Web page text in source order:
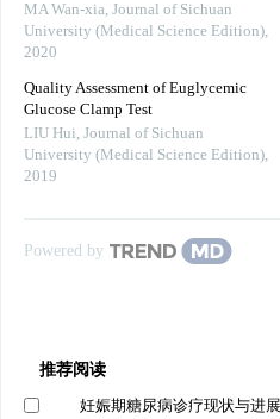
MA Wan-xia, Journal of Sichuan
University (Medical Science Edition),
2020
Quality Assessment of Euglycemic
Glucose Clamp Test
LIU Hui, Journal of Sichuan
University (Medical Science Edition),
2019
Powered by
推荐阅读
妊娠期糖尿病诊疗现状与进